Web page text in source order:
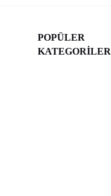
POPÜLER
KATEGORİLER